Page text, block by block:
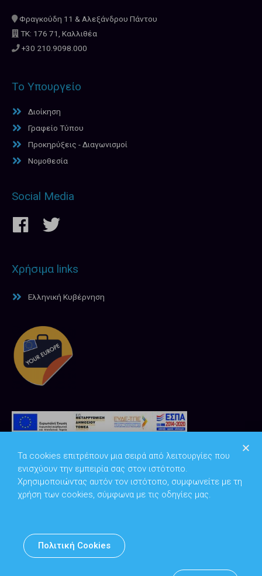
Φραγκούδη 11 & Αλεξάνδρου Πάντου
ΤΚ: 176 71, Καλλιθέα
+30 210.9098.000
Το Υπουργείο
Διοίκηση
Γραφείο Τύπου
Προκηρύξεις - Διαγωνισμοί
Νομοθεσία
Social Media
Χρήσιμα links
Ελληνική Κυβέρνηση
Copyright © 2026Υπουργείο Ψηφιακής Διακυβέρνησης
Υπεύθυνος DPO: Θανάσης Κοσμόπουλος | dpo@mindigital.gr
Τα cookies επιτρέπουν μια σειρά από λειτουργίες που
ενισχύουν την εμπειρία σας στον ιστότοπο.
Χρησιμοποιώντας αυτόν τον ιστότοπο, συμφωνείτε με τη
χρήση των cookies, σύμφωνα με τις οδηγίες μας.
Πολιτική Cookies